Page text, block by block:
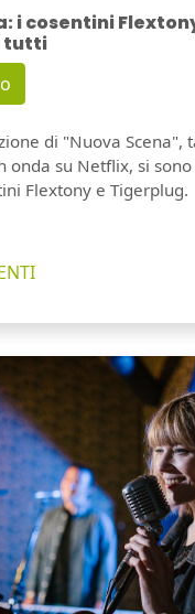
i cosentini
tutti
di "Nuova Scena",
onda su Netflix, si
Flextony e Tigerplug.